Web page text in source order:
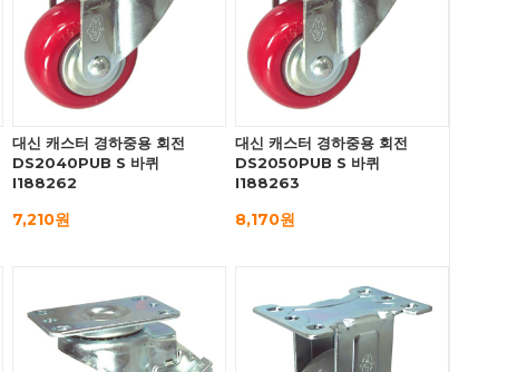
대신 캐스터 경하중용 회전
DS2040PUB S 바퀴
I188262
7,210원
대신 캐스터 경하중용 회전
DS2050PUB S 바퀴
I188263
8,170원